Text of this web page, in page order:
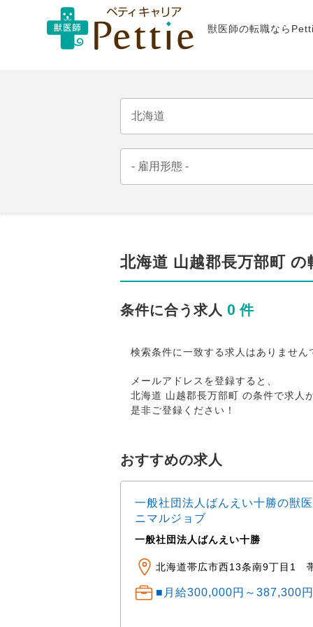
獣医師の転職なら
北海道 山越郡長万部町 の
条件に合う求人 0 件
検索条件に一致する求人はありません
メールアドレスを登録すると、
北海道 山越郡長万部町 の条件で求人
是非ご登録ください！
おすすめの求人
一般社団法人ばんえい十勝の獣
ニマルジョブ
一般社団法人ばんえい十勝
北海道帯広市西13条南9丁目1
■月給300,000円～387,300